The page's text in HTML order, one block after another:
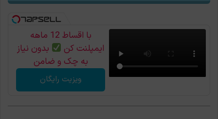
با اقساط 12 ماهه
ایمپلنت کن
بدون نیاز
به چک و ضامن
ویزیت رایگان